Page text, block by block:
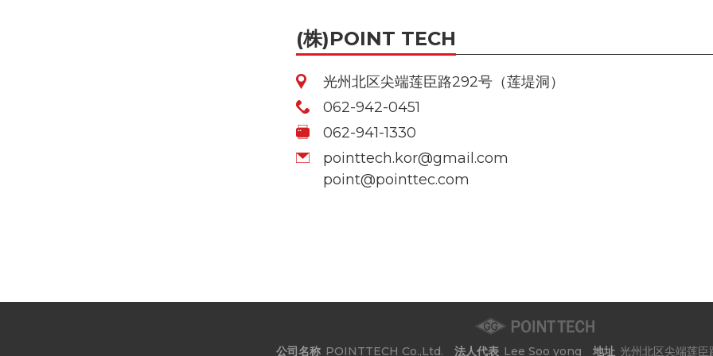
(株)POINT TECH
光州北区尖端莲臣路292号（莲堤洞）
062-942-0451
062-941-1330
pointtech.kor@gmail.com
point@pointtec.com
公司名称 POINTTECH Co.,Ltd. 法人代表 Lee Soo yong 地址 光州北区尖端莲